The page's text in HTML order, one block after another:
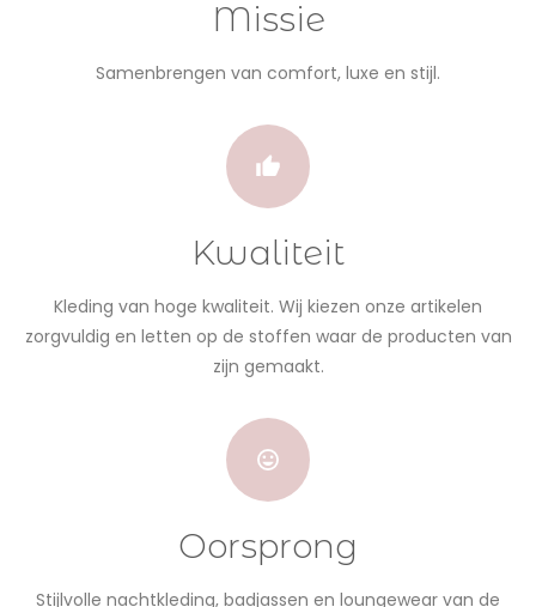
Missie
Samenbrengen van comfort, luxe en stijl.
Kwaliteit
Kleding van hoge kwaliteit. Wij kiezen onze artikelen
zorgvuldig en letten op de stoffen waar de producten van
zijn gemaakt.
Oorsprong
Stijlvolle nachtkleding, badjassen en loungewear van de